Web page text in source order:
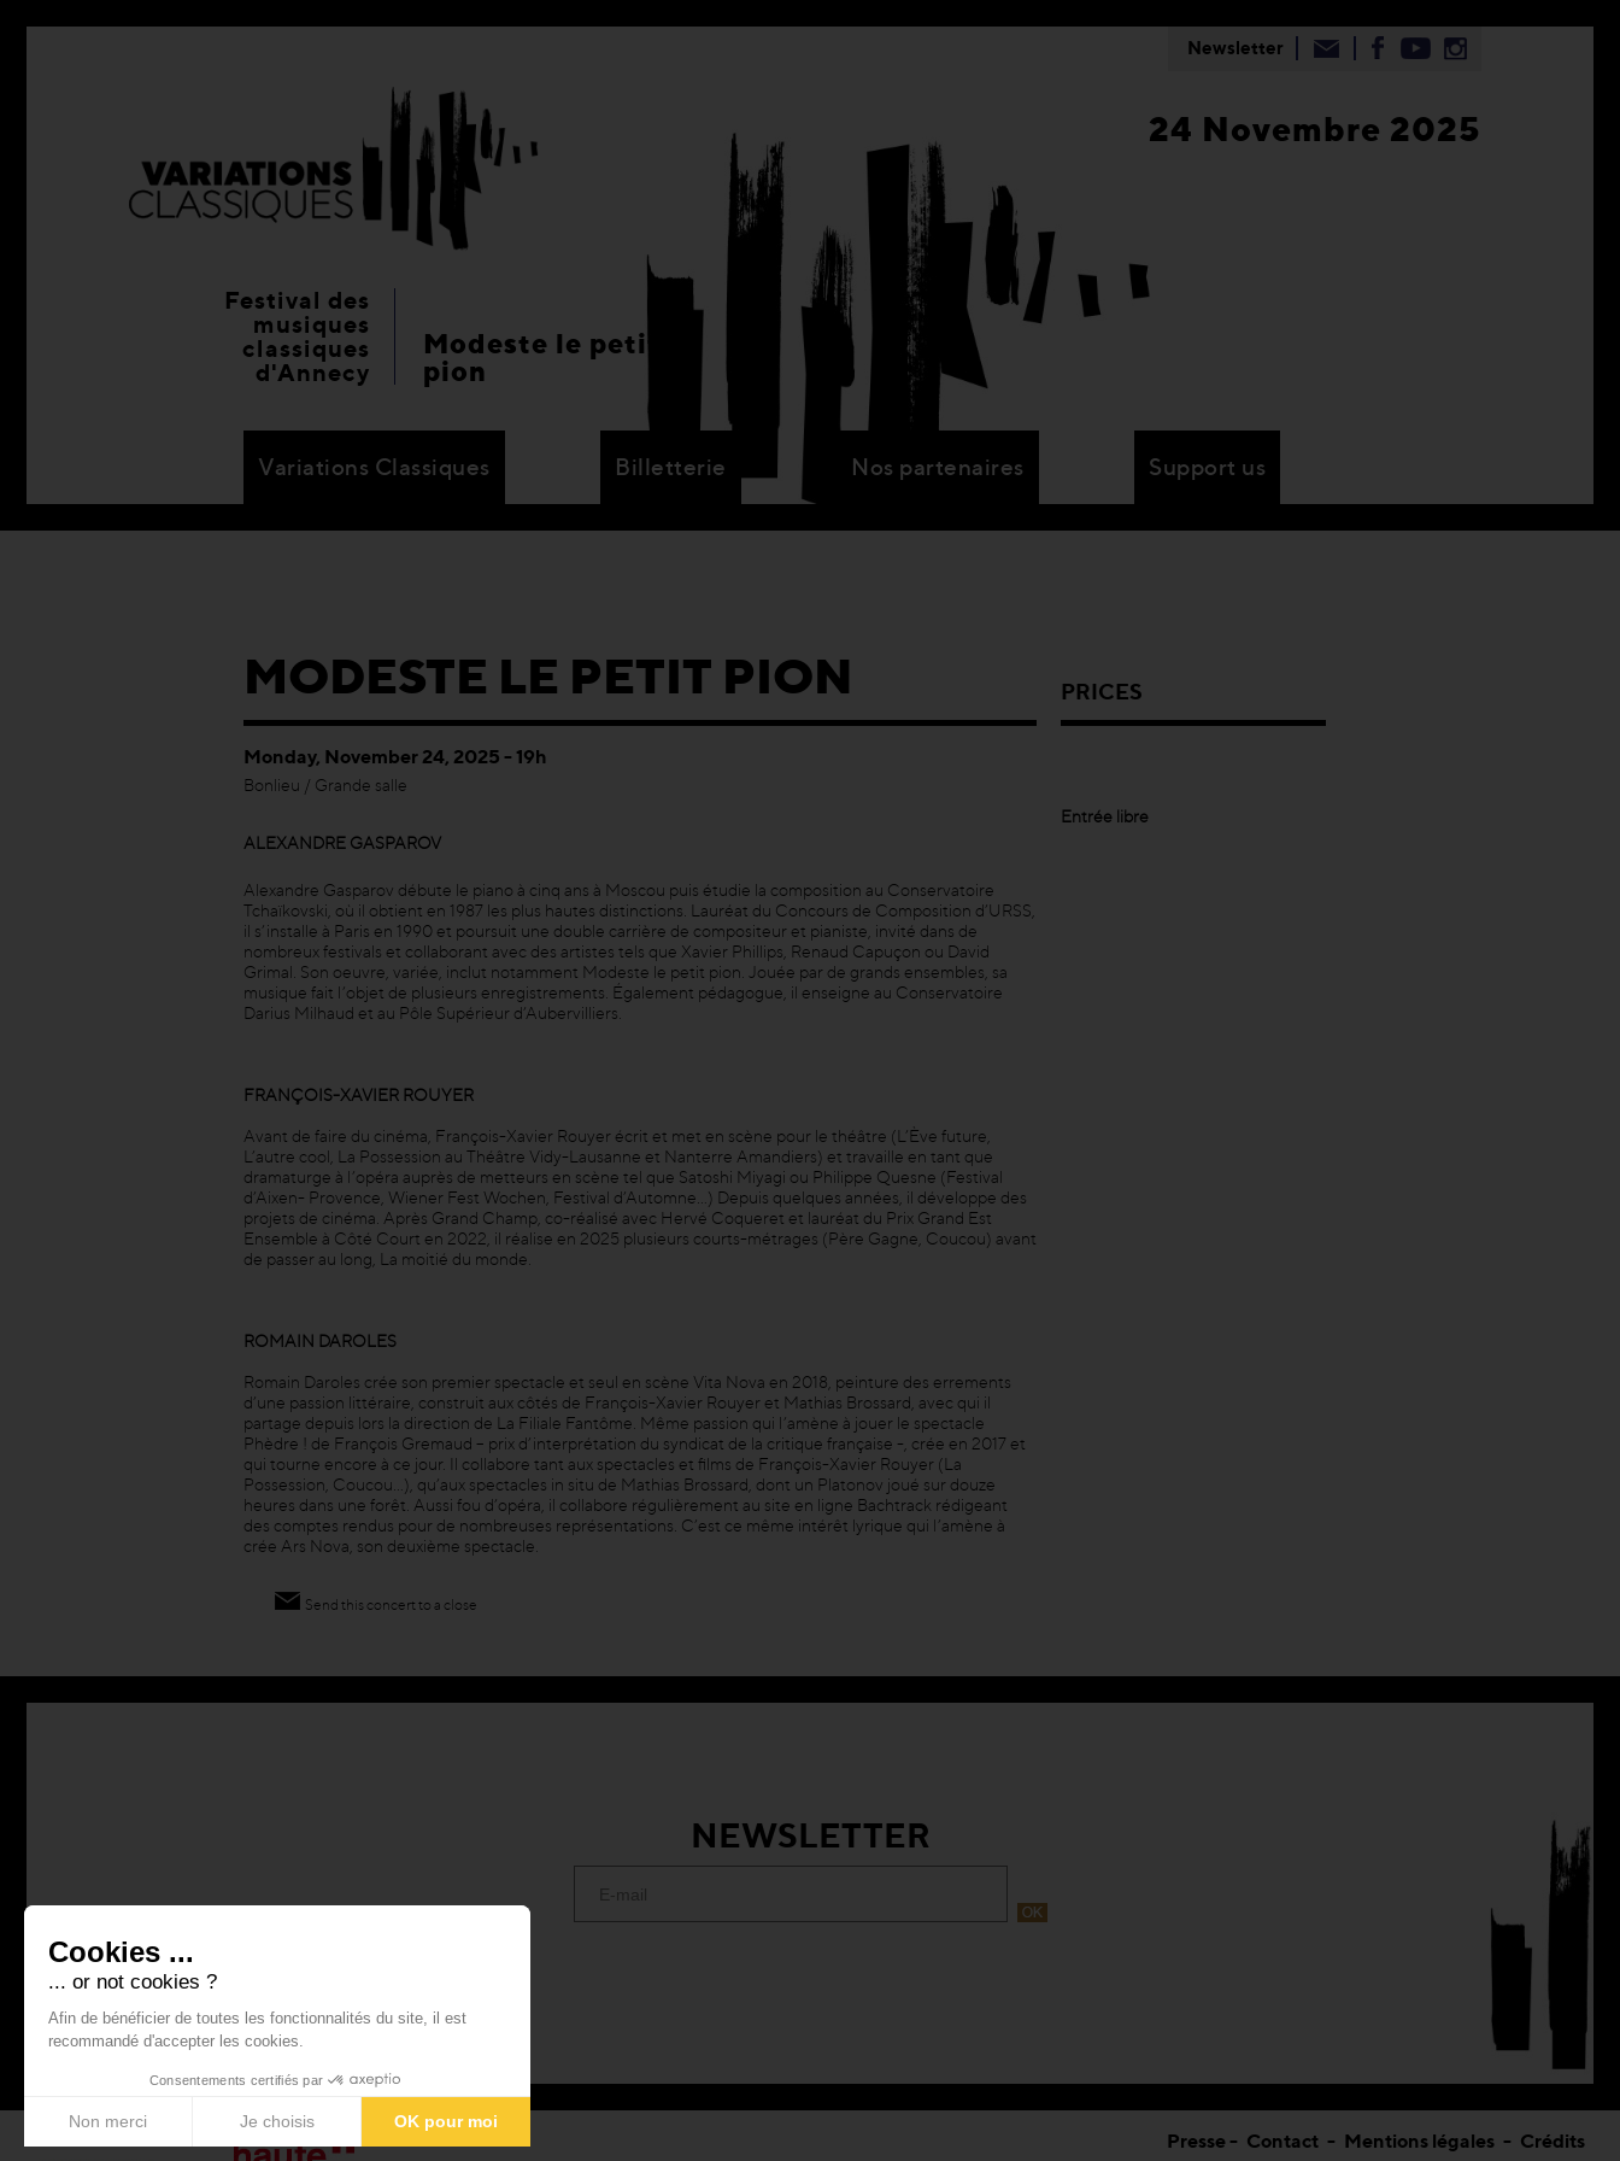
24 Novembre 2025
Festival des
musiques
classiques
d'Annecy
Modeste le petit
pion
Newsletter
Variations Classiques Billetterie Nos partenaires Support us
MODESTE LE PETIT PION
Monday, November 24, 2025 - 19h
Bonlieu / Grande salle
ALEXANDRE GASPAROV
Alexandre Gasparov débute le piano à cinq ans à Moscou puis étudie la composition au Conservatoire
Tchaïkovski, où il obtient en 1987 les plus hautes distinctions. Lauréat du Concours de Composition d’URSS,
il s’installe à Paris en 1990 et poursuit une double carrière de compositeur et pianiste, invité dans de
nombreux festivals et collaborant avec des artistes tels que Xavier Phillips, Renaud Capuçon ou David
Grimal. Son oeuvre, variée, inclut notamment Modeste le petit pion. Jouée par de grands ensembles, sa
musique fait l’objet de plusieurs enregistrements. Également pédagogue, il enseigne au Conservatoire
Darius Milhaud et au Pôle Supérieur d’Aubervilliers.
FRANÇOIS-XAVIER ROUYER
Avant de faire du cinéma, François-Xavier Rouyer écrit et met en scène pour le théâtre (L’Ève future,
L’autre cool, La Possession au Théâtre Vidy-Lausanne et Nanterre Amandiers) et travaille en tant que
dramaturge à l’opéra auprès de metteurs en scène tel que Satoshi Miyagi ou Philippe Quesne (Festival
d’Aixen- Provence, Wiener Fest Wochen, Festival d’Automne...) Depuis quelques années, il développe des
projets de cinéma. Après Grand Champ, co-réalisé avec Hervé Coqueret et lauréat du Prix Grand Est
Ensemble à Côté Court en 2022, il réalise en 2025 plusieurs courts-métrages (Père Gagne, Coucou) avant
de passer au long, La moitié du monde.
ROMAIN DAROLES
Romain Daroles crée son premier spectacle et seul en scène Vita Nova en 2018, peinture des errements
d’une passion littéraire, construit aux côtés de François-Xavier Rouyer et Mathias Brossard, avec qui il
partage depuis lors la direction de La Filiale Fantôme. Même passion qui l’amène à jouer le spectacle
Phèdre ! de François Gremaud – prix d’interprétation du syndicat de la critique française -, crée en 2017 et
qui tourne encore à ce jour. Il collabore tant aux spectacles et films de François-Xavier Rouyer (La
Possession, Coucou…), qu’aux spectacles in situ de Mathias Brossard, dont un Platonov joué sur douze
heures dans une forêt. Aussi fou d’opéra, il collabore régulièrement au site en ligne Bachtrack rédigeant
des comptes rendus pour de nombreuses représentations. C’est ce même intérêt lyrique qui l’amène à
crée Ars Nova, son deuxième spectacle.
Send this concert to a close
PRICES
Entrée libre
NEWSLETTER
Presse - Contact - Mentions légales - Crédits
Cookies ...
... or not cookies ?
Afin de bénéficier de toutes les fonctionnalités du site, il est
recommandé d'accepter les cookies.
Consentements certifiés par
Non merci Je choisis
OK pour moi